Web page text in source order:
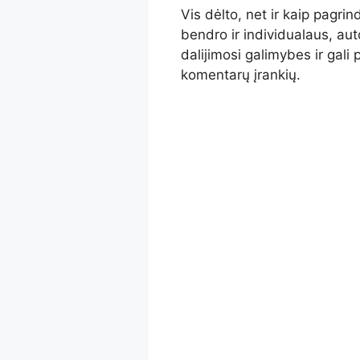
Vis dėlto, net ir kaip
bendro ir individualaus,
dalijimosi galimybes ir gali
komentarų įrankių.